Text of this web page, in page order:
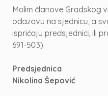
Molim članove Gradskog
odazovu na sjednicu, a
ispričaju predsjednici, ili
691-503).
Predsjednica
Nikolina Šepović